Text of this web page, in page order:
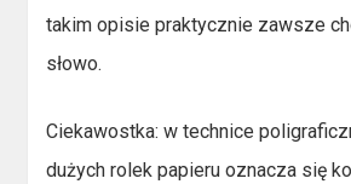
takim opisie praktycznie zawsze
słowo.
Ciekawostka: w technice
dużych rolek papieru oznacza się